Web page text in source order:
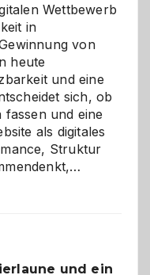
Wettbewerb
in
von
heute
und eine
sich, ob
und eine
als digitales
Struktur
geworden
und ein